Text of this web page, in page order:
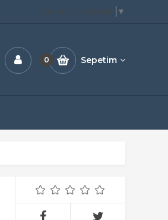
Select Language ▼
0 Sepetim